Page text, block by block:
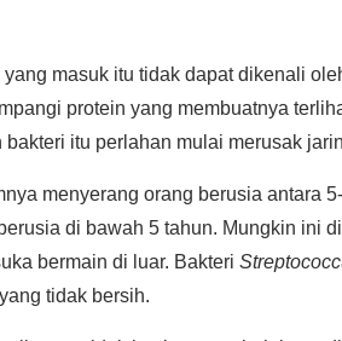
yang masuk itu tidak dapat dikenali
protein yang membuatnya
itu perlahan mulai merusak
menyerang orang berusia antara
di bawah 5 tahun. Mungkin ini
bermain di luar. Bakteri
tidak bersih.